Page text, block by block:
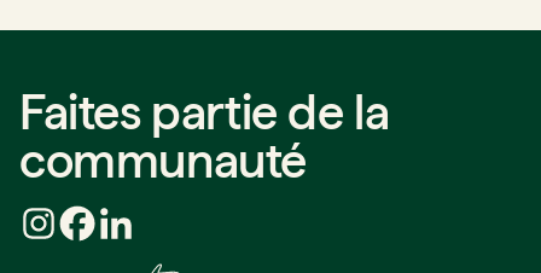
Faites partie de la
communauté